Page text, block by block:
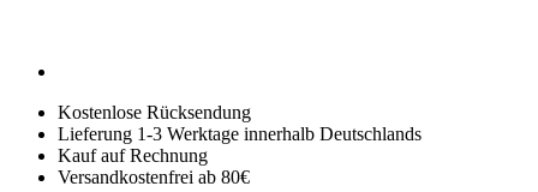
Kostenlose Rücksendung
Lieferung 1-3 Werktage innerhalb Deutschlands
Kauf auf Rechnung
Versandkostenfrei ab 80€